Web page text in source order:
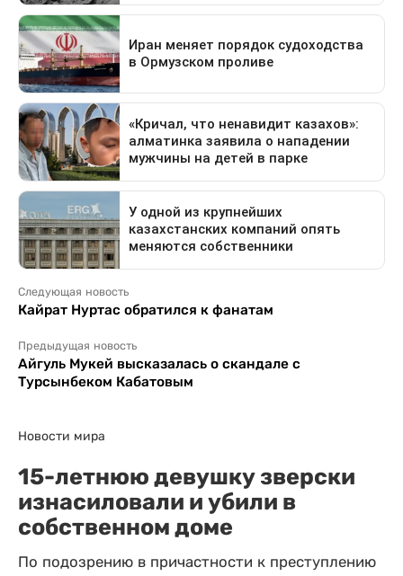
Следующая новость
Кайрат Нуртас обратился к фанатам
Предыдущая новость
Айгуль Мукей высказалась о скандале с
Турсынбеком Кабатовым
Новости мира
15-летнюю девушку зверски
изнасиловали и убили в
собственном доме
По подозрению в причастности к преступлению